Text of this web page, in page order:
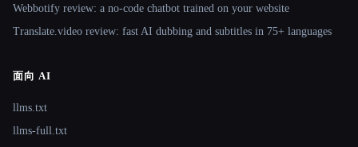
Webbotify review: a no-code chatbot trained on your website
Translate.video review: fast AI dubbing and subtitles in 75+ languages
面向 AI
llms.txt
llms-full.txt